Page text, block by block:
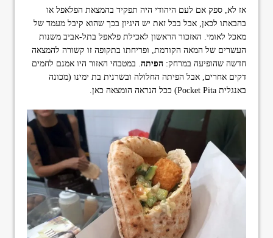
אז לא, ספק אם לעם היהודי היה תפקיד בהמצאת הפלאפל או
בהבאתו לכאן, אבל בכל זאת יש היגיון בכך שהוא קיבל מעמד של
מאכל לאומי. האזכור הראשון לאכילת פלאפל בתל-אביב משנות
העשרים של המאה הקודמת, ופריחתו בתקופה זו קשורה להמצאה
חדשה שהופיעה במרחק: הפיתה. במטבחי האזור היו אמנם לחמים
דקים אחרים, אבל הפיתה החלולה ובשרנית בת ימינו (מכונה
באנגלית Pocket Pita) ככל הנראה הומצאה כאן.